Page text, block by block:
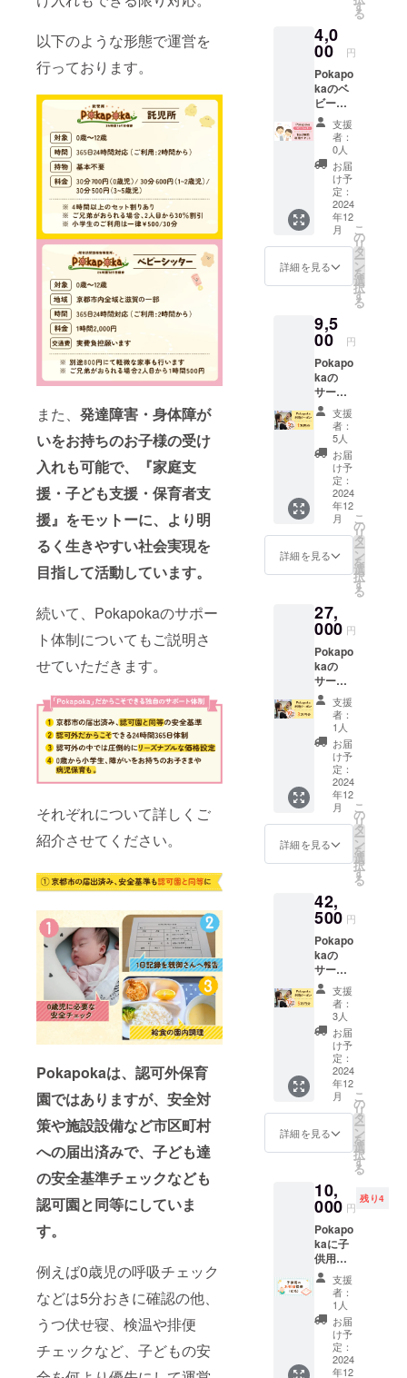
以下のような形態で運営を
行っております。
また、 発達障害・身体障が
いをお持ちのお子様の受け
入れも可能で、『家庭支
援・子ども支援・保育者支
援』をモットーに、より明
るく生きやすい社会実現を
目指して活動しています。
続いて、Pokapokaのサポー
ト体制についてもご説明さ
せていただきます。
それぞれについて詳しくご
紹介させてください。
Pokapokaは、認可外保育
園ではありますが、安全対
策や施設設備など市区町村
への届出済みで、子ども達
の安全基準チェックなども
認可園と同等にしていま
す。
例えば0歳児の呼吸チェック
などは5分おきに確認の他、
うつ伏せ寝、検温や排便
チェックなど、子どもの安
有効期
限：
2025年
11月末
日
す
る
4,0
00 円
Pokapo
kaのベ
ビー
シッ
ター
サービ
スを1回
お試し
利用で
きる権
利(2時
間分) 現
地まで
の交通
費は別
負担を
お願い
致しま
す ご利
用の予
約方法
は別途
メール
にてお
送り致
します
有効期
限：
2025年
11月末
日
支援
者：
0人
お届
け予
定：
2024
年12
月
詳細を見る
こ
の
リ
タ
ー
ン
を
選
択
す
る
9,5
00 円
Pokapo
kaの
サービ
ス(託
児・ベ
ビー
シッ
ター問
わず)の
利用
クーポ
ン1万円
分をお
渡しし
ます。
紙の
クーポ
ンを直
接お渡
し致し
ます ベ
ビー
シッ
ター
サービ
スをご
利用の
場合、
現地ま
での交
通費は
別途実
い致し
ます ご
予約方
法は別
途メー
ルにて
お送り
致しま
す 有効
期限：
2025年
11月末
支援
者：
5人
お届
け予
定：
2024
年12
月
詳細を見る
こ
の
リ
タ
ー
ン
を
選
択
す
る
27,
000 円
Pokapo
kaの
サービ
ス(託
児・ベ
ビー
シッ
ター問
わず)の
利用
クーポ
ン3万円
分をお
渡しし
ます。
紙の
クーポ
ンを直
接お渡
し致し
ます ベ
ビー
シッ
ター
サービ
スをご
利用の
場合、
現地ま
での交
通費は
別途実
い致し
ます ご
予約方
法は別
途メー
ルにて
お送り
致しま
す 有効
期限：
2025年
11月末
支援
者：
1人
お届
け予
定：
2024
年12
月
詳細を見る
こ
の
リ
タ
ー
ン
を
選
択
す
る
42,
500 円
Pokapo
kaの
サービ
ス(託
児・ベ
ビー
シッ
ター問
わず)の
利用
クーポ
ン5万円
分をお
渡しし
ます。
紙の
クーポ
ンを直
接お渡
し致し
ます ベ
ビー
シッ
ター
サービ
スをご
利用の
場合、
支援
者：
3人
お届
け予
定：
2024
年12
月
詳細を見る
こ
の
リ
タ
ー
ン
を
選
択
す
る
10,
000 円
残り4
Pokapo
kaに子
供用の
お布団
を1セッ
ト提供
できる
権利で
す 購入
した子
支援
者：
1人
お届
け予
定：
2024
年12